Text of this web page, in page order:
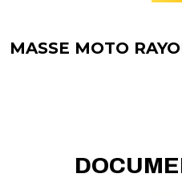
MASSE MOTO